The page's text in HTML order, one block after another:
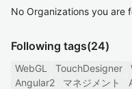
No Organizations you are
Following tags(24)
WebGL TouchDesigner
Angular2
マネジメント